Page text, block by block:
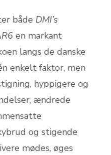
både DMI’s
en markant
langs de danske
enkelt faktor, men
hyppigere og
ændrede
og stigende
mødes, øges